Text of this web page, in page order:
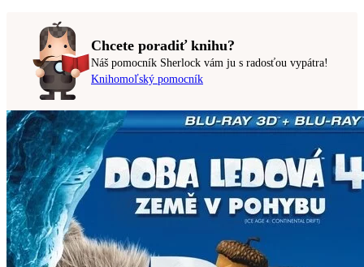
Chcete poradiť knihu?
Náš pomocník Sherlock vám ju s radosťou vypátra!
Knihomoľský pomocník